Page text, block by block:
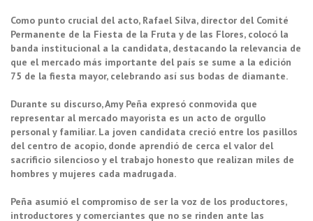
Como punto crucial del acto, Rafael Silva, director del Comité
Permanente de la Fiesta de la Fruta y de las Flores, colocó la
banda institucional a la candidata, destacando la relevancia de
que el mercado más importante del país se sume a la edición
75 de la fiesta mayor, celebrando así sus bodas de diamante.
Durante su discurso, Amy Peña expresó conmovida que
representar al mercado mayorista es un acto de orgullo
personal y familiar. La joven candidata creció entre los pasillos
del centro de acopio, donde aprendió de cerca el valor del
sacrificio silencioso y el trabajo honesto que realizan miles de
hombres y mujeres cada madrugada.
Peña asumió el compromiso de ser la voz de los productores,
introductores y comerciantes que no se rinden ante las